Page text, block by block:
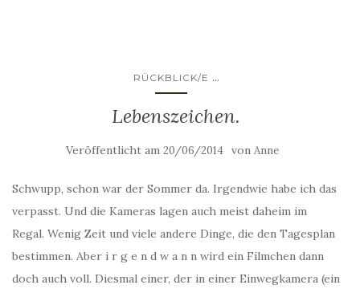
RÜCKBLICK/E ...
Lebenszeichen.
Veröffentlicht am 20/06/2014 von Anne
Schwupp, schon war der Sommer da. Irgendwie habe ich das
verpasst. Und die Kameras lagen auch meist daheim im
Regal. Wenig Zeit und viele andere Dinge, die den Tagesplan
bestimmen. Aber i r g e n d w a n n wird ein Filmchen dann
doch auch voll. Diesmal einer, der in einer Einwegkamera (ein